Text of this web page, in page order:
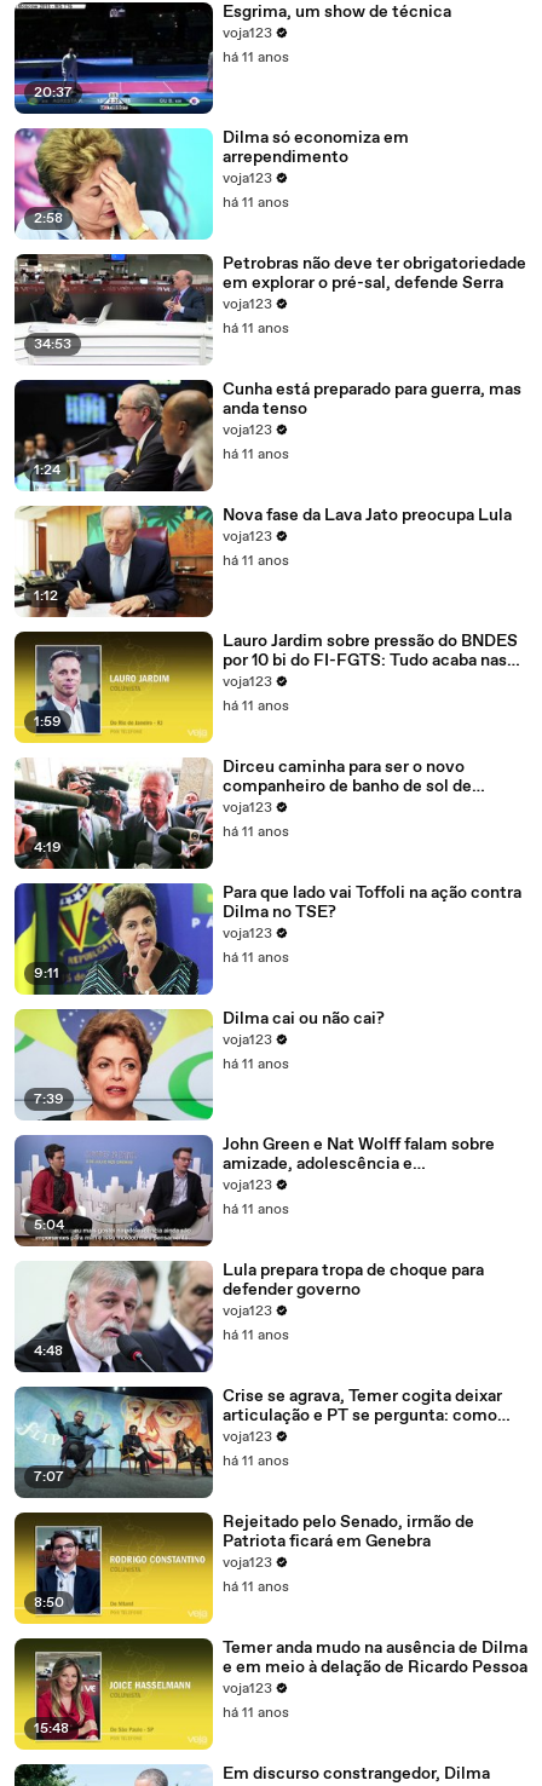
20:37
Esgrima, um show de técnica
voja123
há 11 anos
2:58
Dilma só economiza em
arrependimento
voja123
há 11 anos
34:53
Petrobras não deve ter obrigatoriedade
em explorar o pré-sal, defende Serra
voja123
há 11 anos
1:24
Cunha está preparado para guerra, mas
anda tenso
voja123
há 11 anos
1:12
Nova fase da Lava Jato preocupa Lula
voja123
há 11 anos
1:59
Lauro Jardim sobre pressão do BNDES
por 10 bi do FI-FGTS: Tudo acaba nas
mãos de Cunha
voja123
há 11 anos
4:19
Dirceu caminha para ser o novo
companheiro de banho de sol de
Marcelo Odebrecht e Cia.
voja123
há 11 anos
9:11
Para que lado vai Toffoli na ação contra
Dilma no TSE?
voja123
há 11 anos
7:39
Dilma cai ou não cai?
voja123
há 11 anos
5:04
John Green e Nat Wolff falam sobre
amizade, adolescência e
amadurecimento
voja123
há 11 anos
4:48
Lula prepara tropa de choque para
defender governo
voja123
há 11 anos
7:07
Crise se agrava, Temer cogita deixar
articulação e PT se pergunta: como
recompor o governo?
voja123
há 11 anos
8:50
Rejeitado pelo Senado, irmão de
Patriota ficará em Genebra
voja123
há 11 anos
15:48
Temer anda mudo na ausência de Dilma
e em meio à delação de Ricardo Pessoa
voja123
há 11 anos
Em discurso constrangedor, Dilma